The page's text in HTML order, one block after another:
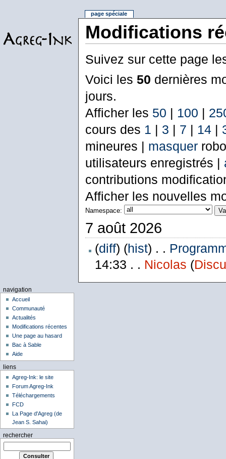
Modifications
Suivez sur cette page
Voici les 50 dernières
jours.
Afficher les 50 | 100 |
cours des 1 | 3 | 7 | 14|
mineures | masquer
utilisateurs enregistrés |
contributions
Afficher les nouvelles
Namespace:
7 août 2026
(diff) (hist) . .
14:33 . . Nicolas (
page spéciale
navigation
Accueil
Communauté
Actualités
Modifications récentes
Une page au hasard
Bac à Sable
Aide
liens
Agreg-Ink: le site
Forum Agreg-Ink
Téléchargements
FCD
La Page d'Agreg (de
Jean S. Sahai)
rechercher